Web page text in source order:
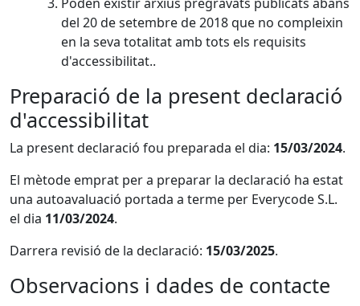
del 20 de setembre de 2018 que no compleixin
en la seva totalitat amb tots els requisits
d'accessibilitat..
Preparació de la present declaració
d'accessibilitat
La present declaració fou preparada el dia: 15/03/2024.
El mètode emprat per a preparar la declaració ha estat
una autoavaluació portada a terme per Everycode S.L.
el dia 11/03/2024.
Darrera revisió de la declaració: 15/03/2025.
Observacions i dades de contacte